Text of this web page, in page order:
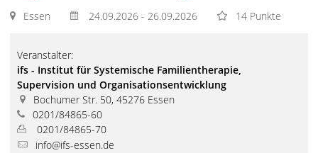
Essen 24.09.2026 - 26.09.2026 14 Punkte
Veranstalter:
ifs - Institut für Systemische Familientherapie,
Supervision und Organisationsentwicklung
Bochumer Str. 50, 45276 Essen
0201/84865-60
0201/84865-70
info@ifs-essen.de